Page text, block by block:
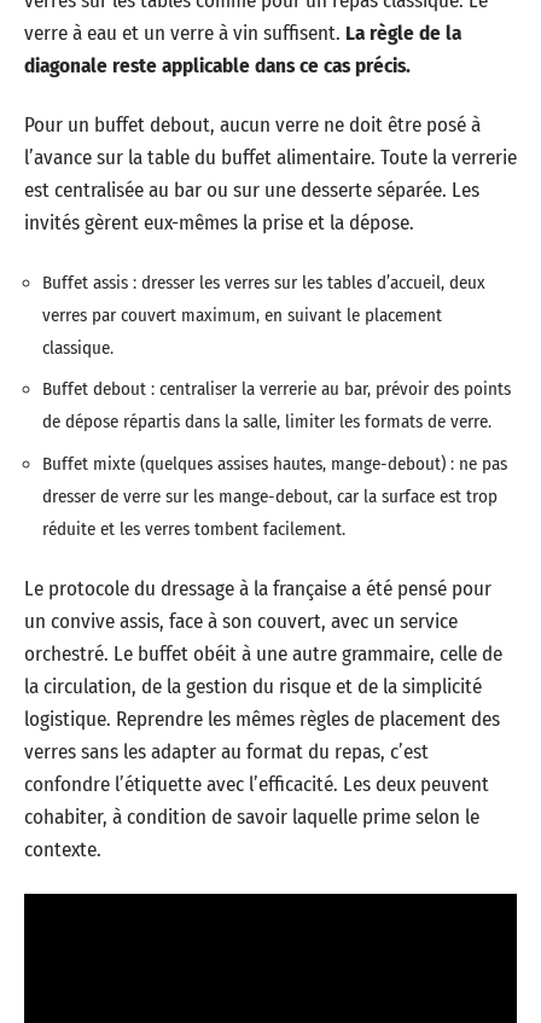
verre à eau et un verre à vin suffisent. La règle de la
diagonale reste applicable dans ce cas précis.
Pour un buffet debout, aucun verre ne doit être posé à
l’avance sur la table du buffet alimentaire. Toute la verrerie
est centralisée au bar ou sur une desserte séparée. Les
invités gèrent eux-mêmes la prise et la dépose.
Buffet assis : dresser les verres sur les tables d’accueil, deux
verres par couvert maximum, en suivant le placement
classique.
Buffet debout : centraliser la verrerie au bar, prévoir des points
de dépose répartis dans la salle, limiter les formats de verre.
Buffet mixte (quelques assises hautes, mange-debout) : ne pas
dresser de verre sur les mange-debout, car la surface est trop
réduite et les verres tombent facilement.
Le protocole du dressage à la française a été pensé pour
un convive assis, face à son couvert, avec un service
orchestré. Le buffet obéit à une autre grammaire, celle de
la circulation, de la gestion du risque et de la simplicité
logistique. Reprendre les mêmes règles de placement des
verres sans les adapter au format du repas, c’est
confondre l’étiquette avec l’efficacité. Les deux peuvent
cohabiter, à condition de savoir laquelle prime selon le
contexte.